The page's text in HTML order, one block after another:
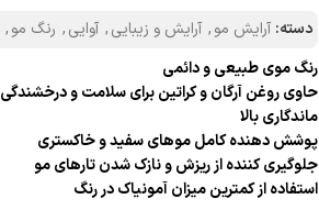
دسته: آرایش مو, آرایش و زیبایی, آوایی, رنگ مو,
رنگ موی طبیعی و دائمی
حاوی روغن آرگان و کراتین برای سلامت و درخشندگی
ماندگاری بالا
پوشش دهنده کامل موهای سفید و خاکستری
جلوگیری کننده از ریزش و نازک شدن تارهای مو
استفاده از کمترین میزان آمونیاک در رنگ